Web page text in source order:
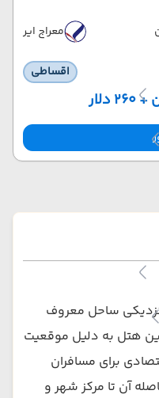
معراج ایر
اقساطی
هتل به دلیل موقعیت
برای مسافران
آن تا مرکز شهر و